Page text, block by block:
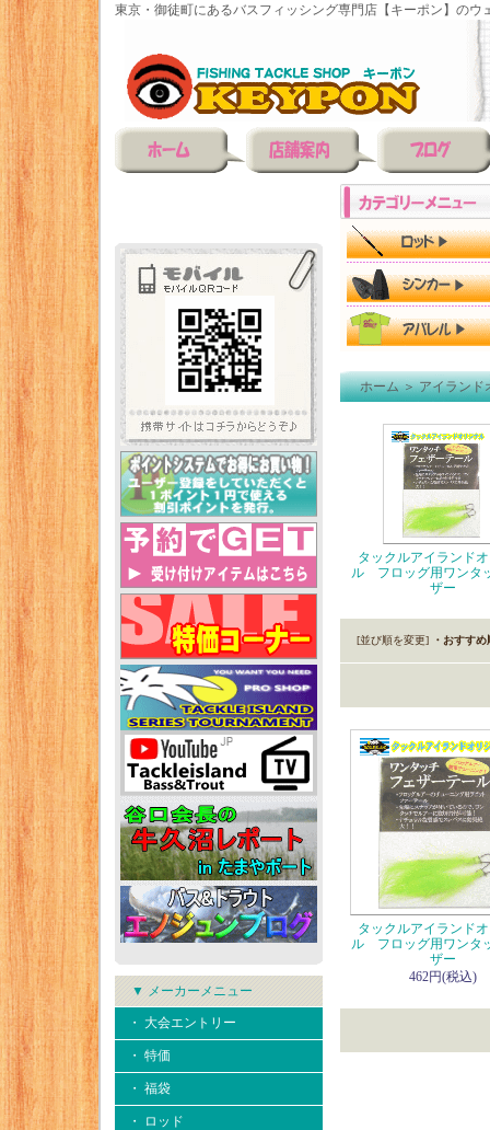
東京・御徒町にあるバスフィッシング専門店【キーポン】のウ
▼ メーカーメニュー
・ 大会エントリー
・ 特価
・ 福袋
・ ロッド
ホーム＞アイランド
タックルアイランド
ル フロッグ用ワンタ
ザー
[並び順を変更] ・おすすめ
タックルアイランド
ル フロッグ用ワンタ
ザー
462円(税込)